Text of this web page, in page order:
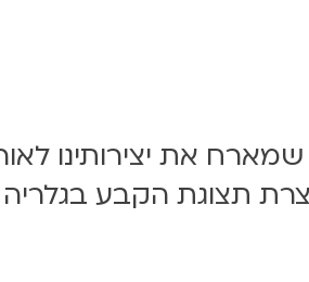
את יצירותינו
תצוגת הקבע